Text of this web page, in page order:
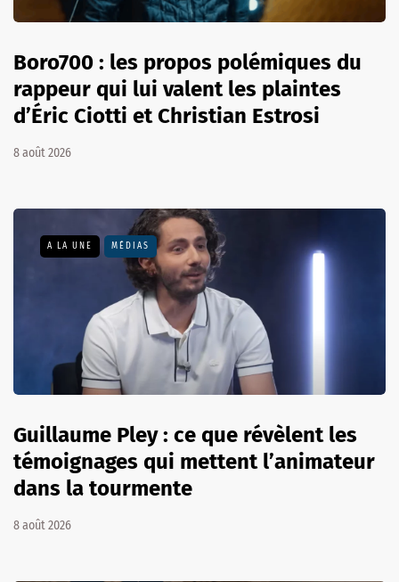
Boro700 : les propos polémiques du
rappeur qui lui valent les plaintes
d’Éric Ciotti et Christian Estrosi
8 août 2026
A LA UNE MÉDIAS
Guillaume Pley : ce que révèlent les
témoignages qui mettent l’animateur
dans la tourmente
8 août 2026